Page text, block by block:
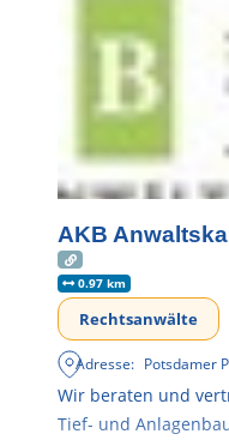
AKB
0.97 km
Rechtsanwälte
Adresse: Potsdamer
Wir beraten und
Tief- und